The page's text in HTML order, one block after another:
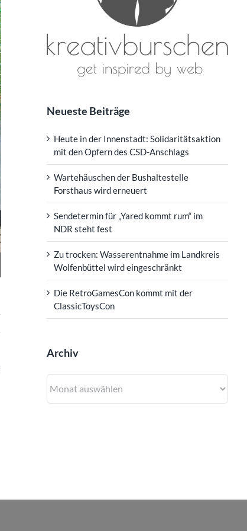
Neueste Beiträge
Heute in der Innenstadt: Solidaritätsaktion
mit den Opfern des CSD-Anschlags
Wartehäuschen der Bushaltestelle
Forsthaus wird erneuert
Sendetermin für „Yared kommt rum“ im
NDR steht fest
Zu trocken: Wasserentnahme im Landkreis
Wolfenbüttel wird eingeschränkt
Die RetroGamesCon kommt mit der
ClassicToysCon
Archiv